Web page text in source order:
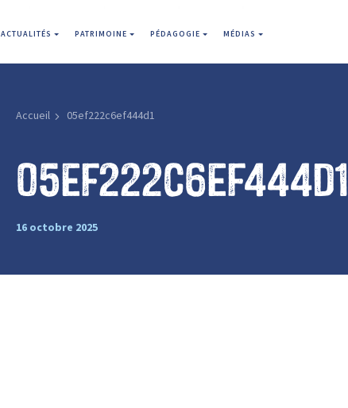
ACTUALITÉS PATRIMOINE PÉDAGOGIE MÉDIAS
Accueil 05ef222c6ef444d1
05ef222c6ef444d1
16 octobre 2025